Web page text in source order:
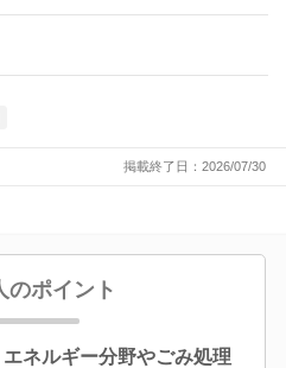
掲載終了日：2026/07/30
のポイント
エネルギー分野やごみ処理